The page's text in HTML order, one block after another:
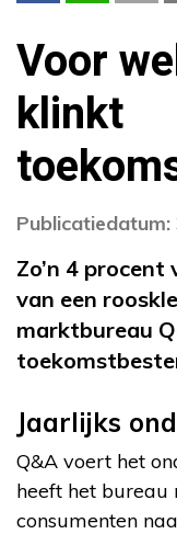
Voor
klinkt
Zo’n 4
van een
marktbureau
Jaarlijks
Q&A voert het
heeft het bureau
consumenten